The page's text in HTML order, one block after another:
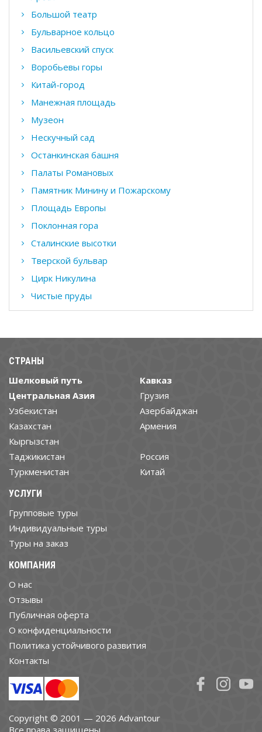
Большой театр
Бульварное кольцо
Васильевский спуск
Воробьевы горы
Китай-город
Манежная площадь
Музеон
Нескучный сад
Останкинская башня
Палаты Романовых
Памятник Минину и Пожарскому
Площадь Европы
Поклонная гора
Сталинские высотки
Тверской бульвар
Цирк Никулина
Чистые пруды
СТРАНЫ
Шелковый путь
Центральная Азия
Узбекистан
Казахстан
Кыргызстан
Таджикистан
Туркменистан
Кавказ
Грузия
Азербайджан
Армения
Россия
Китай
УСЛУГИ
Групповые туры
Индивидуальные туры
Туры на заказ
КОМПАНИЯ
О нас
Отзывы
Публичная оферта
О конфиденциальности
Политика устойчивого развития
Контакты
Copyright © 2001 — 2026 Advantour
Все права защищены